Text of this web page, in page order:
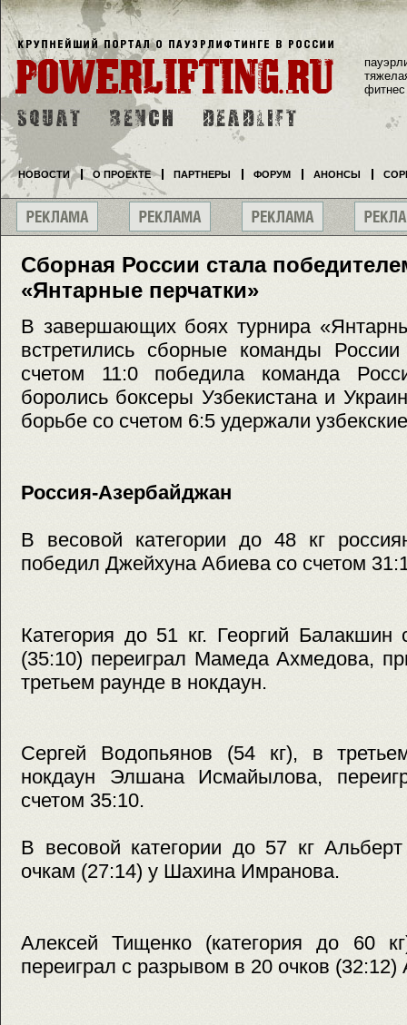
Сборная России стала
«Янтарные перчатки»
В завершающих боях турнира
встретились сборные команды
счетом 11:0 победила команда
боролись боксеры Узбекистана и
борьбе со счетом 6:5 удержали
Россия-Азербайджан
В весовой категории до 48 кг
победил Джейхуна Абиева со счетом
Категория до 51 кг. Георгий
(35:10) переиграл Мамеда Ахмедова,
третьем раунде в нокдаун.
Сергей Водопьянов (54 кг), в
нокдаун Элшана Исмайылова,
счетом 35:10.
В весовой категории до 57 кг
очкам (27:14) у Шахина Имранова.
Алексей Тищенко (категория до 60
переиграл с разрывом в 20 очков
фитнес
НОВОСТИ О ПРОЕКТЕ ПАРТНЕРЫ ФОРУМ АНОНСЫ